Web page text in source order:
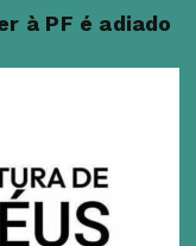
à PF é adiado